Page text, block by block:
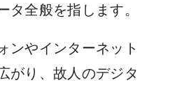
タ全般を指します。
ンやインターネット
がり、故人のデジタ